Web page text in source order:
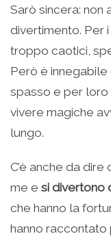
Sarò sincera: non
divertimento. Per
troppo caotici,
Però è innegabile
spasso e per loro
vivere magiche
lungo.
C’è anche da
me e si divertono
che hanno la
hanno raccontato